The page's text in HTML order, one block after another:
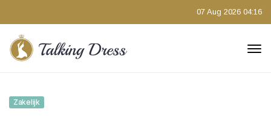
07 Aug 2026 04:16
Zakelijk